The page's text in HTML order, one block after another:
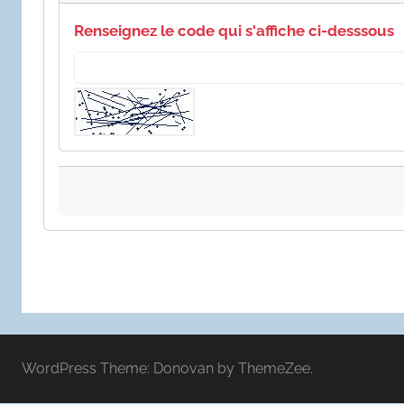
Renseignez le code qui s'affiche ci-desssous
WordPress Theme: Donovan by ThemeZee.